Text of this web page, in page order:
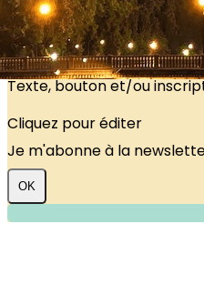
Images de la page
Cliquez pour éditer
Texte, bouton et/ou
Cliquez pour éditer
Je m'abonne à la
OK